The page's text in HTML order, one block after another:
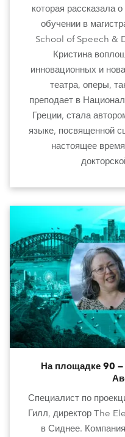
которая рассказала
обучении в
School of Speech &
Кристина
инновационных и
театра, оперы,
преподает в
Греции, стала
языке, посвященной
настоящее
На площадке 90
Специалист по
Гилл, директор The
в Сиднее.